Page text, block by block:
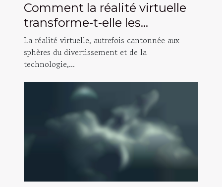
Comment la réalité virtuelle
transforme-t-elle les
expériences adultes en 2025
?
La réalité virtuelle, autrefois cantonnée aux
sphères du divertissement et de la
technologie,...